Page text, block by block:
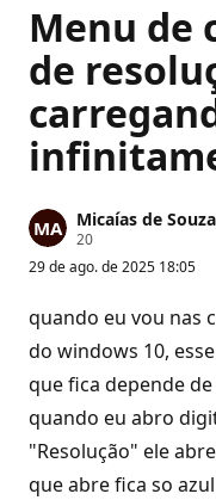
Menu de
de
Micaías de
20P
n
o
s
d
e
r
p
t
ç
29 de ago. de 2025 18:05
quando eu vou nas
do windows 10,
que fica depende
quando eu abro
"Resolução" ele
que abre fica so